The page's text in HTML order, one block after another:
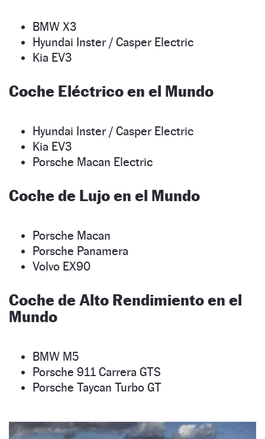
BMW X3
Hyundai Inster / Casper Electric
Kia EV3
Coche Eléctrico en el Mundo
Hyundai Inster / Casper Electric
Kia EV3
Porsche Macan Electric
Coche de Lujo en el Mundo
Porsche Macan
Porsche Panamera
Volvo EX90
Coche de Alto Rendimiento en el
Mundo
BMW M5
Porsche 911 Carrera GTS
Porsche Taycan Turbo GT